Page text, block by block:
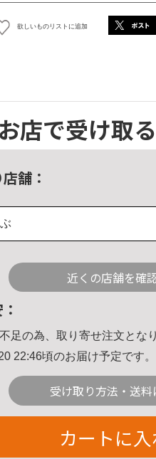
欲しいものリストに追加
お店で受け取る
舗：
近くの店舗を確
足の為、取り寄せ注文とな
22:46頃のお届け予定です。
受け取り方法・送料
カートに